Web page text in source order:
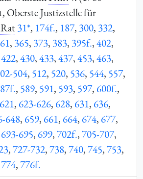
Oberste Justizstelle für
31*, 174f., 187, 300, 332,
, 365, 373, 383, 395f.,402,
422,430,433,437,453,463,
504, 512, 520, 536, 544, 557,
, 589, 591, 593, 597, 600f.,
621, 623-626, 628, 631, 636,
648, 659, 661, 664, 674, 677,
693-695, 699,702f.,705-707,
,727-732,738,740,745,753,
774,776f.